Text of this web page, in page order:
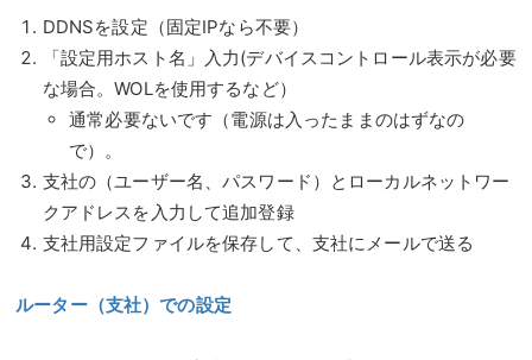
DDNSを設定（固定IPなら不要）
「設定用ホスト名」入力(デバイスコントロール表示が必要
な場合。WOLを使用するなど）
通常必要ないです（電源は入ったままのはずなの
で）。
支社の（ユーザー名、パスワード）とローカルネットワー
クアドレスを入力して追加登録
支社用設定ファイルを保存して、支社にメールで送る
ルーター（支社）での設定